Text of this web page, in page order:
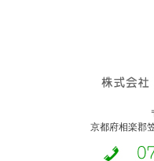
京都府相楽郡